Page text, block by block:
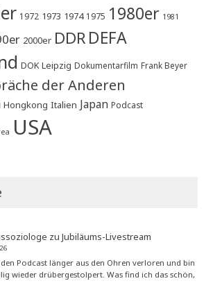
1972 1973 1974 1975 1980er 1981
2000er DDR DEFA
DOK Leipzig Dokumentarfilm Frank Beyer
der Anderen
Hongkong Italien Japan Podcast
USA
zu Jubiläums-Livestream
Podcast länger aus den Ohren verloren und bin
wieder drübergestolpert. Was find ich das schön,